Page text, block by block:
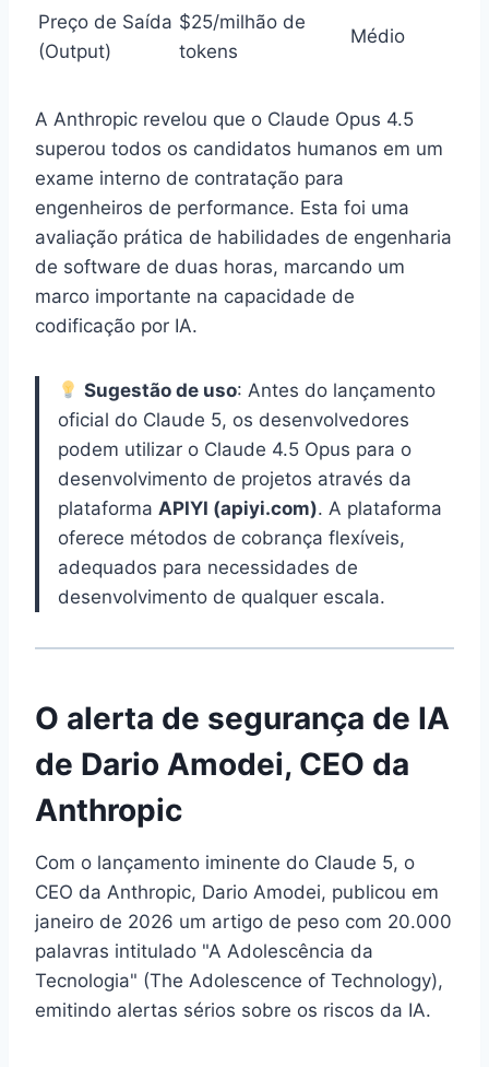
Preço de Saída
(Output)
$25/milhão de
tokens
Médio
A Anthropic revelou que o Claude Opus 4.5
superou todos os candidatos humanos em um
exame interno de contratação para
engenheiros de performance. Esta foi uma
avaliação prática de habilidades de engenharia
de software de duas horas, marcando um
marco importante na capacidade de
codificação por IA.
Sugestão de uso: Antes do lançamento
oficial do Claude 5, os desenvolvedores
podem utilizar o Claude 4.5 Opus para o
desenvolvimento de projetos através da
plataforma APIYI (apiyi.com). A plataforma
oferece métodos de cobrança flexíveis,
adequados para necessidades de
desenvolvimento de qualquer escala.
O alerta de segurança de IA
de Dario Amodei, CEO da
Anthropic
Com o lançamento iminente do Claude 5, o
CEO da Anthropic, Dario Amodei, publicou em
janeiro de 2026 um artigo de peso com 20.000
palavras intitulado "A Adolescência da
Tecnologia" (The Adolescence of Technology),
emitindo alertas sérios sobre os riscos da IA.